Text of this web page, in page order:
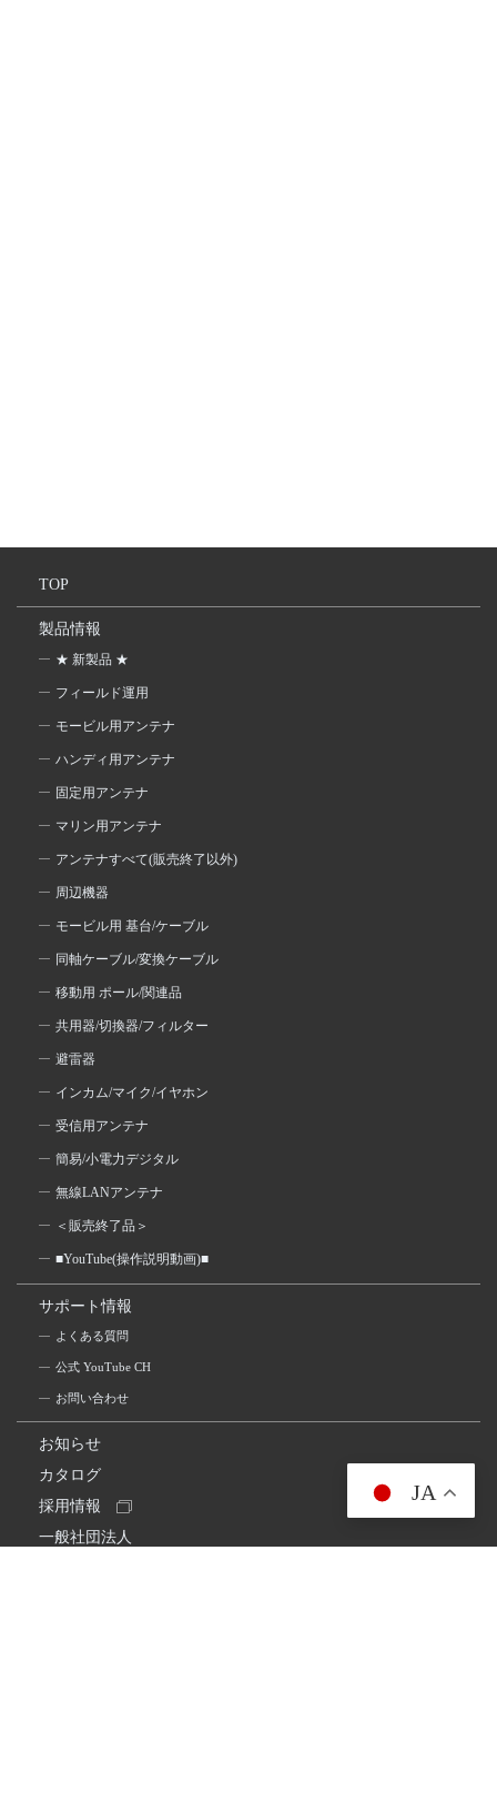
TOP
製品情報
★ 新製品 ★
フィールド運用
モービル用アンテナ
ハンディ用アンテナ
固定用アンテナ
マリン用アンテナ
アンテナすべて(販売終了以外)
周辺機器
モービル用 基台/ケーブル
同軸ケーブル/変換ケーブル
移動用 ポール/関連品
共用器/切換器/フィルター
避雷器
インカム/マイク/イヤホン
受信用アンテナ
簡易/小電力デジタル
無線LANアンテナ
＜販売終了品＞
■YouTube(操作説明動画)■
サポート情報
よくある質問
公式 YouTube CH
お問い合わせ
お知らせ
カタログ
採用情報
一般社団法人
JA